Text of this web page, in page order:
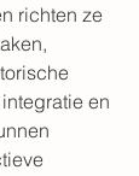
richten ze
en